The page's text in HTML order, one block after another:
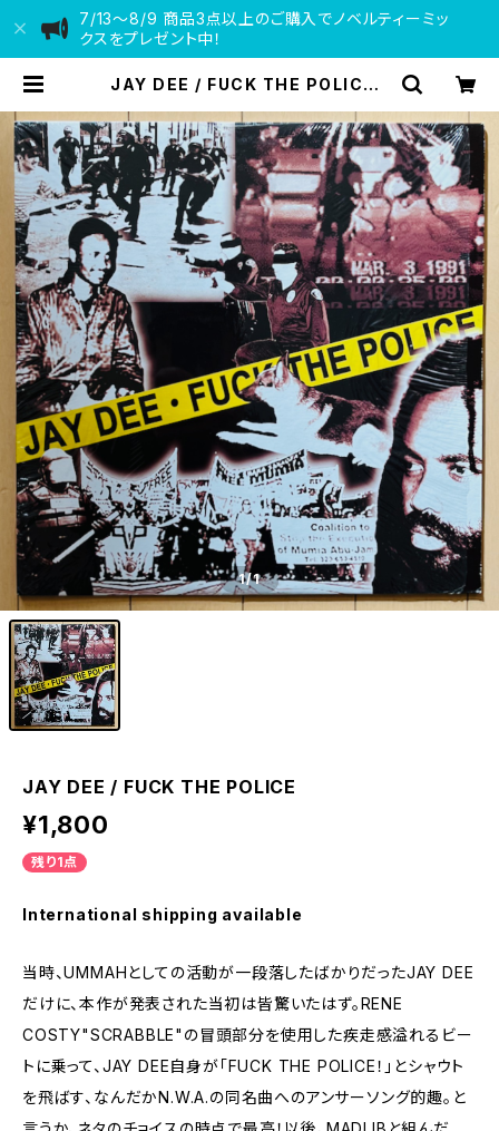
7/13〜8/9 商品3点以上のご購入でノベルティーミッ
クスをプレゼント中！
JAY DEE / FUCK THE POLICE |
1/1
JAY DEE / FUCK THE POLICE
¥1,800
残り1点
International shipping available
当時、UMMAHとしての活動が一段落したばかりだったJAY DEE
だけに、本作が発表された当初は皆驚いたはず。RENE
COSTY"SCRABBLE"の冒頭部分を使用した疾走感溢れるビー
トに乗って、JAY DEE自身が「FUCK THE POLICE！」とシャウト
を飛ばす、なんだかN.W.A.の同名曲へのアンサーソング的趣。と